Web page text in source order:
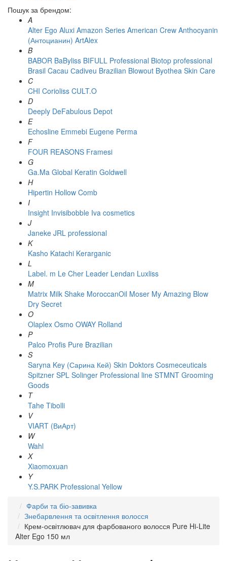
Пошук за брендом:
A
Alter Ego Aluxi Amazon Series American Crew Anthocyanin
(Антоцианин) ArtAlex
B
BABOR BaByliss BIFULL Professional Biotop professional
Brasil Cacau Сadiveu Brazilian Blowout Byothea Skin Care
C
CHI Corioliss CULT.O
D
Deeply DeFabulous Depot
E
Echosline Emmebi Eugene Perma
F
FOUR REASONS Framesi
G
Ga.Ma Global Keratin Goldwell
H
Hipertin Hollow Comb
I
Insight Invisibobble Iva cosmetics
J
Janeke JRL professional
K
Kasho Katachi Kerarganic
L
Label. m Le Cher Leader Lendan Luxliss
M
Matrix Milk Shake MoroccanOil Moser My Amazing Blow
Dry Secret
O
Olaplex Osmo OWAY Rolland
P
Palco Profis Pure Brazilian
S
Saryna Key (Сарина Кей) Skin Doktors Cosmeceuticals
Spitzner SPL Solinger Professional line STMNT Grooming
Goods
T
Tahe Tibolli
V
VIART (ВиАрт)
W
Wahl
X
Xiaomoxuan
Y
Y.S.PARK Professional Yellow
Фарби та біо-завивка
Знебарвлення та освітлення волосся
Крем-освітлювач для фарбованого волосся Pure Hi-Lite
Alter Ego 150 мл